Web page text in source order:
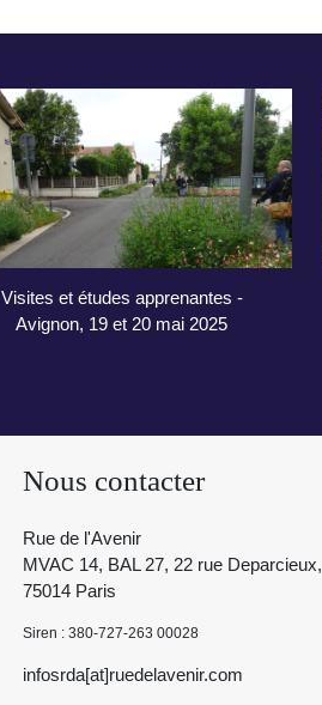
Visites et études apprenantes -
Avignon, 19 et 20 mai 2025
Nous contacter
Rue de l'Avenir
MVAC 14, BAL 27, 22 rue Deparcieux,
75014 Paris
Siren : 380-727-263 00028
infosrda[at]ruedelavenir.com